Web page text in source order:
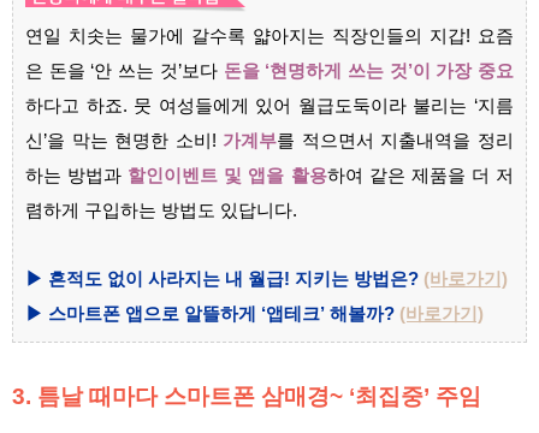
연일 치솟는 물가에 갈수록 얇아지는 직장인들의 지갑! 요즘
은 돈을 ‘안 쓰는 것’보다 돈을 ‘현명하게 쓰는 것’이 가장 중요
하다고 하죠. 뭇 여성들에게 있어 월급도둑이라 불리는 ‘지름
신’을 막는 현명한 소비! 가계부를 적으면서 지출내역을 정리
하는 방법과 할인이벤트 및 앱을 활용하여 같은 제품을 더 저
렴하게 구입하는 방법도 있답니다.
▶ 흔적도 없이 사라지는 내 월급! 지키는 방법은? (바로가기)
▶ 스마트폰 앱으로 알뜰하게 ‘앱테크’ 해볼까? (바로가기)
3. 틈날 때마다 스마트폰 삼매경~ ‘최집중’ 주임